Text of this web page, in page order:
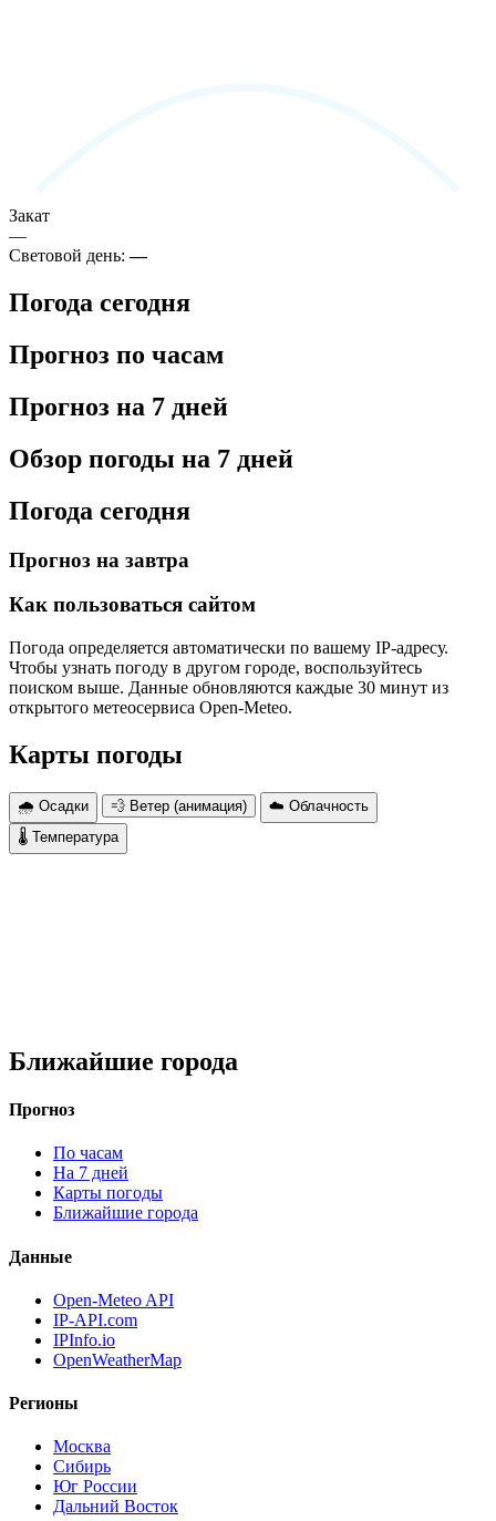
Закат
—
Световой день:—
Погода сегодня
Прогноз по часам
Прогноз на 7 дней
Обзор погоды на 7 дней
Погода сегодня
Прогноз на завтра
Как пользоваться сайтом
Погода определяется автоматически по вашему IP-адресу.
Чтобы узнать погоду в другом городе, воспользуйтесь
поиском выше. Данные обновляются каждые 30 минут из
открытого метеосервиса Open-Meteo.
Карты погоды
🌧 Осадки 💨 Ветер (анимация)
☁️ Облачность
🌡 Температура
Ближайшие города
Прогноз
По часам
На 7 дней
Карты погоды
Ближайшие города
Данные
Open-Meteo API
IP-API.com
IPInfo.io
OpenWeatherMap
Регионы
Москва
Сибирь
Юг России
Дальний Восток